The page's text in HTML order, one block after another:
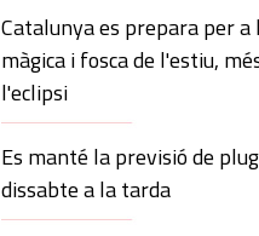
Catalunya es prepara per a
màgica i fosca de l'estiu,
l'eclipsi
Es manté la previsió de
dissabte a la tarda